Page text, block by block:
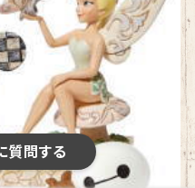
質問する